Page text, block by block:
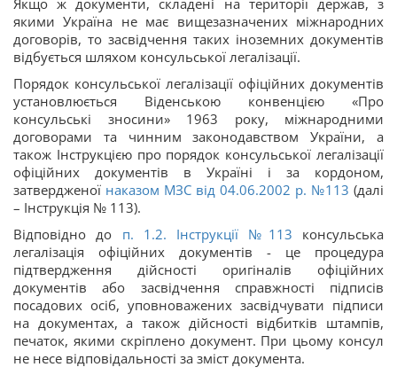
Якщо ж документи, складені на території держав, з
якими Україна не має вищезазначених міжнародних
договорів, то засвідчення таких іноземних документів
відбується шляхом консульської легалізації.
Порядок консульської легалізації офіційних документів
установлюється Віденською конвенцією «Про
консульські зносини» 1963 року, міжнародними
договорами та чинним законодавством України, а
також Інструкцією про порядок консульської легалізації
офіційних документів в Україні і за кордоном,
затвердженої наказом МЗС від 04.06.2002 р. №113 (далі
– Інструкція № 113).
Відповідно до п. 1.2. Інструкції №113 консульська
легалізація офіційних документів - це процедура
підтвердження дійсності оригіналів офіційних
документів або засвідчення справжності підписів
посадових осіб, уповноважених засвідчувати підписи
на документах, а також дійсності відбитків штампів,
печаток, якими скріплено документ. При цьому консул
не несе відповідальності за зміст документа.